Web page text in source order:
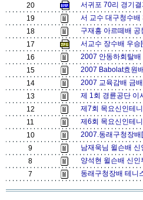
20
서귀포 70리 경기
19
서 교수 대구청수
18
구재흥 아르떼배
17
서교수 장수배 우
16
2007 안동하회탈
15
2007 Babolat효원
14
2007 교육감배 금
13
제 1회 경륜공단
12
제7회 목요신인테
11
제6회 목요신인테
10
2007.동래구청장
9
남재욱님 윌슨배
8
양석현 윌슨배 신
7
동래구청장배 테